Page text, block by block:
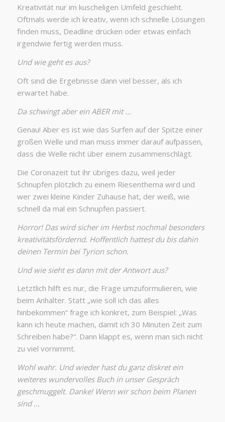
Kreativität nur im kuscheligen Umfeld geschieht.
Oftmals werde ich kreativ, wenn ich schnelle Lösungen
finden muss, Deadline drücken oder etwas einfach
irgendwie fertig werden muss.
Und wie geht es aus?
Oft sind die Ergebnisse dann viel besser, als ich
erwartet habe.
Da schwingt aber ein ABER mit …
Genau! Aber es ist wie das Surfen auf der Spitze einer
großen Welle und man muss immer darauf aufpassen,
dass die Welle nicht über einem zusammenschlägt.
Die Coronazeit tut ihr übriges dazu, weil jeder
Schnupfen plötzlich zu einem Riesenthema wird und
wer zwei kleine Kinder Zuhause hat, der weiß, wie
schnell da mal ein Schnupfen passiert.
Horror! Das wird sicher im Herbst nochmal besonders
kreativitätsfördernd. Hoffentlich hattest du bis dahin
deinen Termin bei Tyrion schon.
Und wie sieht es dann mit der Antwort aus?
Letztlich hilft es nur, die Frage umzuformulieren, wie
beim Anhalter. Statt „wie soll ich das alles
hinbekommen“ frage ich konkret, zum Beispiel: „Was
kann ich heute machen, damit ich 30 Minuten Zeit zum
Schreiben habe?“. Dann klappt es, wenn man sich nicht
zu viel vornimmt.
Wohl wahr. Und wieder hast du ganz diskret ein
weiteres wundervolles Buch in unser Gespräch
geschmuggelt. Danke! Wenn wir schon beim Planen
sind …